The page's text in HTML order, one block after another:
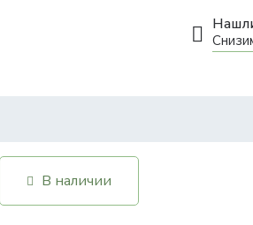
В наличии